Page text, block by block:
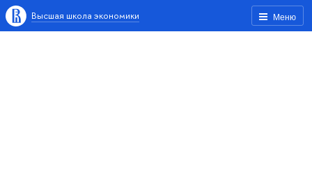
Меню
Высшая школа экономики